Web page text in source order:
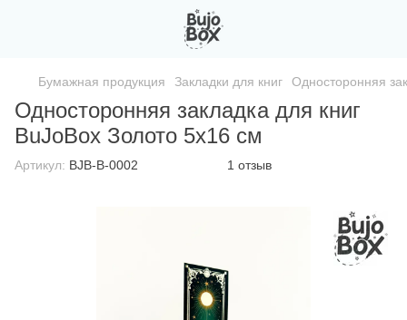
Бумажная продукция Закладки для книг Односторонняя
Односторонняя закладка для книг
BuJoBox Золото 5х16 см
Артикул: BJB-B-0002 1 отзыв